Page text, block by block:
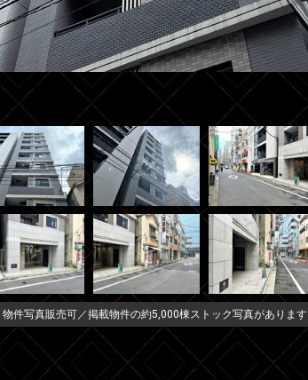
物件写真販売可／掲載物件の約5,000棟ストック写真があります